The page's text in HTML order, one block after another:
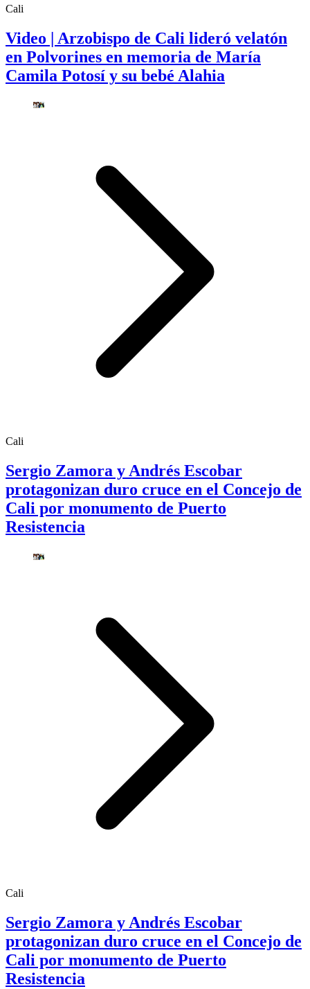
Cali
Video | Arzobispo de Cali lideró velatón
en Polvorines en memoria de María
Camila Potosí y su bebé Alahia
Cali
Sergio Zamora y Andrés Escobar
protagonizan duro cruce en el Concejo de
Cali por monumento de Puerto
Resistencia
Cali
Sergio Zamora y Andrés Escobar
protagonizan duro cruce en el Concejo de
Cali por monumento de Puerto
Resistencia